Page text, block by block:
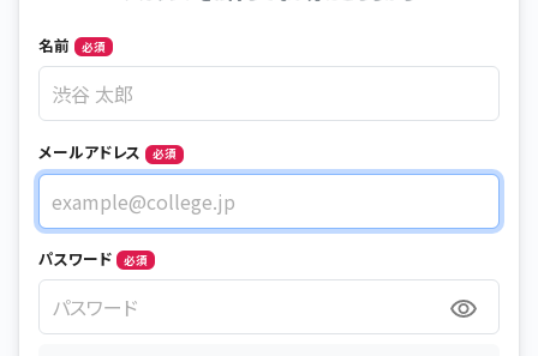
Name
名前 必須
メールアドレス 必須
メールアドレス
パスワード 必須
パスワード